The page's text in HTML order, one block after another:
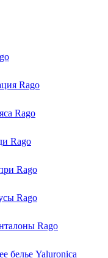
Rago
Rago
Rago
Rago
Rago
Rago
белье Yaluroniсa